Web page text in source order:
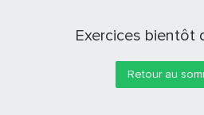
Exercices bientôt
Retour au